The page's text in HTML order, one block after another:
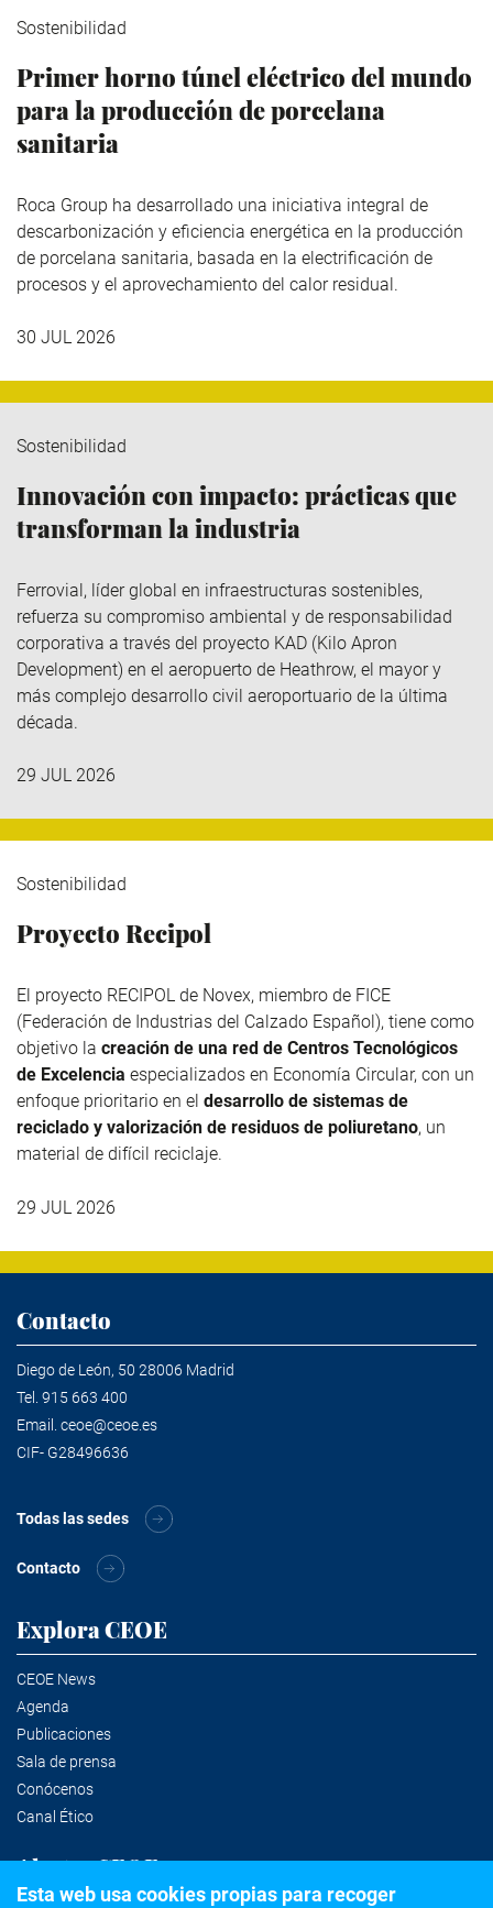
Sostenibilidad
Primer horno túnel eléctrico del mundo
para la producción de porcelana
sanitaria
Roca Group ha desarrollado una iniciativa integral de
descarbonización y eficiencia energética en la producción
de porcelana sanitaria, basada en la electrificación de
procesos y el aprovechamiento del calor residual.
30 JUL 2026
Sostenibilidad
Innovación con impacto: prácticas que
transforman la industria
Ferrovial, líder global en infraestructuras sostenibles,
refuerza su compromiso ambiental y de responsabilidad
corporativa a través del proyecto KAD (Kilo Apron
Development) en el aeropuerto de Heathrow, el mayor y
más complejo desarrollo civil aeroportuario de la última
década.
29 JUL 2026
Sostenibilidad
Proyecto Recipol
El proyecto RECIPOL de Novex, miembro de FICE
(Federación de Industrias del Calzado Español), tiene como
objetivo la creación de una red de Centros Tecnológicos
de Excelencia especializados en Economía Circular, con un
enfoque prioritario en el desarrollo de sistemas de
reciclado y valorización de residuos de poliuretano, un
material de difícil reciclaje.
29 JUL 2026
Contacto
Diego de León, 50 28006 Madrid
Tel. 915 663 400
Email. ceoe@ceoe.es
CIF- G28496636
Todas las sedes
Contacto
Explora CEOE
CEOE News
Agenda
Publicaciones
Sala de prensa
Conócenos
Canal Ético
Alertas CEOE
Esta web usa cookies propias para recoger